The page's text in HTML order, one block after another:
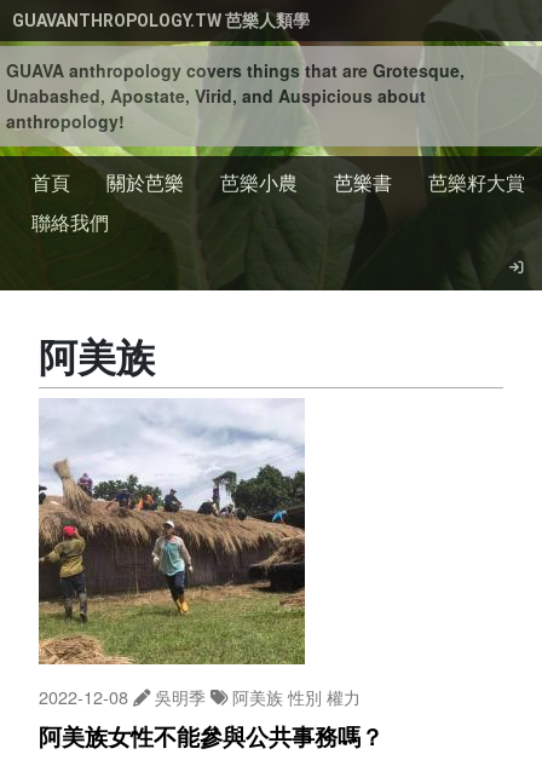
移至主內容
GUAVANTHROPOLOGY.TW 芭樂人類學
GUAVA anthropology covers things that are Grotesque,
Unabashed, Apostate, Virid, and Auspicious about
anthropology!
首頁 關於芭樂 芭樂小農 芭樂書
芭樂籽大賞
聯絡我們
阿美族
2022-12-08 吳明季 阿美族性別 權力
阿美族女性不能參與公共事務嗎？